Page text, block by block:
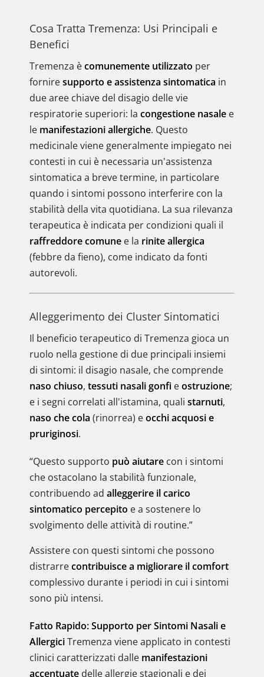
Cosa Tratta Tremenza: Usi Principali e
Benefici
Tremenza ècomunemente utilizzato per
forniresupporto e assistenza sintomatica in
due aree chiave del disagio delle vie
respiratorie superiori: la congestione nasale e
le manifestazioni allergiche. Questo
medicinale viene generalmente impiegato nei
contesti in cui è necessaria un'assistenza
sintomatica a breve termine, in particolare
quando i sintomi possono interferire con la
stabilità della vita quotidiana. La sua rilevanza
terapeutica è indicata per condizioni quali il
raffreddore comune e la rinite allergica
(febbre da fieno), come indicato da fonti
autorevoli.
Alleggerimento dei Cluster Sintomatici
Il beneficio terapeutico di Tremenza gioca un
ruolo nella gestione di due principali insiemi
di sintomi: il disagio nasale, che comprende
naso chiuso, tessuti nasali gonfi eostruzione;
e i segni correlati all'istamina, quali starnuti,
naso che cola (rinorrea) eocchi acquosi e
pruriginosi.
“Questo supporto può aiutare con i sintomi
che ostacolano la stabilità funzionale,
contribuendo ad alleggerire il carico
sintomatico percepito e a sostenere lo
svolgimento delle attività di routine.”
Assistere con questi sintomi che possono
distrarrecontribuisce a migliorare il comfort
complessivo durante i periodi in cui i sintomi
sono più intensi.
Fatto Rapido: Supporto per Sintomi Nasali e
AllergiciTremenza viene applicato in contesti
clinici caratterizzati dalle manifestazioni
accentuate delle allergie stagionali e dei